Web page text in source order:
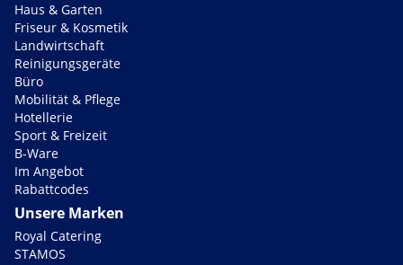
Haus & Garten
Friseur & Kosmetik
Landwirtschaft
Reinigungsgeräte
Büro
Mobilität & Pflege
Hotellerie
Sport & Freizeit
B-Ware
Im Angebot
Rabattcodes
Unsere Marken
Royal Catering
STAMOS